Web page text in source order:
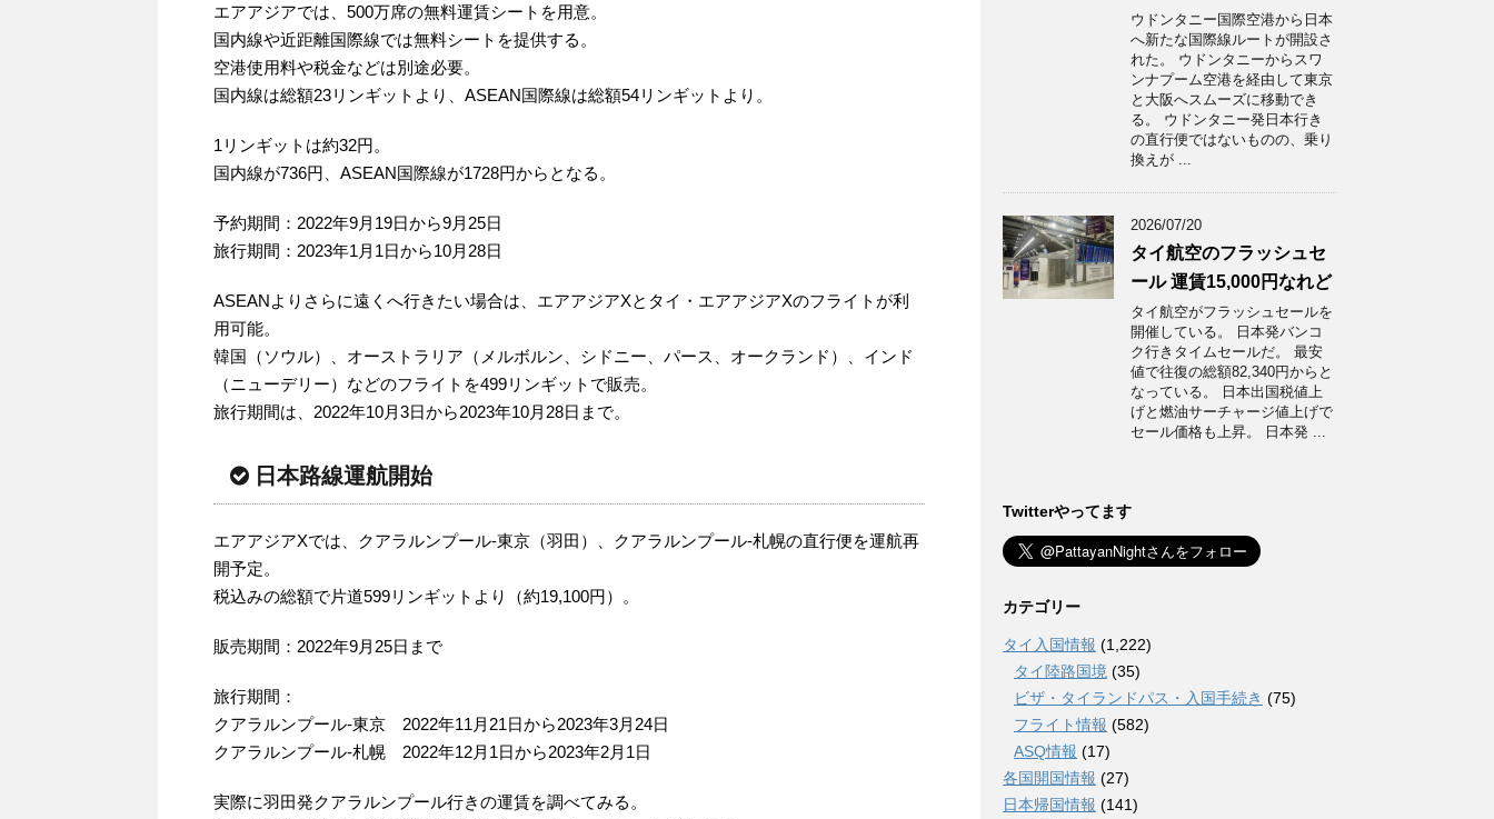
エアアジアでは、500万席の無料運賃シートを用意。
国内線や近距離国際線では無料シートを提供する。
空港使用料や税金などは別途必要。
国内線は総額23リンギットより、ASEAN国際線は総額54リンギットより。
1リンギットは約32円。
国内線が736円、ASEAN国際線が1728円からとなる。
予約期間：2022年9月19日から9月25日
旅行期間：2023年1月1日から10月28日
ASEANよりさらに遠くへ行きたい場合は、エアアジアXとタイ・エアアジアXのフライトが利
用可能。
韓国（ソウル）、オーストラリア（メルボルン、シドニー、パース、オークランド）、インド
（ニューデリー）などのフライトを499リンギットで販売。
旅行期間は、2022年10月3日から2023年10月28日まで。
日本路線運航開始
エアアジアXでは、クアラルンプール-東京（羽田）、クアラルンプール-札幌の直行便を運航再
開予定。
税込みの総額で片道599リンギットより（約19,100円）。
販売期間：2022年9月25日まで
旅行期間：
クアラルンプール-東京 2022年11月21日から2023年3月24日
クアラルンプール-札幌 2022年12月1日から2023年2月1日
実際に羽田発クアラルンプール行きの運賃を調べてみる。
ウドンタニー国際空港から日本
へ新たな国際線ルートが開設さ
れた。 ウドンタニーからスワ
ンナプーム空港を経由して東京
と大阪へスムーズに移動でき
る。 ウドンタニー発日本行き
の直行便ではないものの、乗り
換えが ...
2026/07/20
タイ航空のフラッシュセ
ール 運賃15,000円なれど
タイ航空がフラッシュセールを
開催している。 日本発バンコ
ク行きタイムセールだ。 最安
値で往復の総額82,340円からと
なっている。 日本出国税値上
げと燃油サーチャージ値上げで
セール価格も上昇。 日本発 ...
Twitterやってます
カテゴリー
タイ入国情報 (1,222)
タイ陸路国境 (35)
ビザ・タイランドパス・入国手続き (75)
フライト情報 (582)
ASQ情報 (17)
各国開国情報 (27)
日本帰国情報 (141)